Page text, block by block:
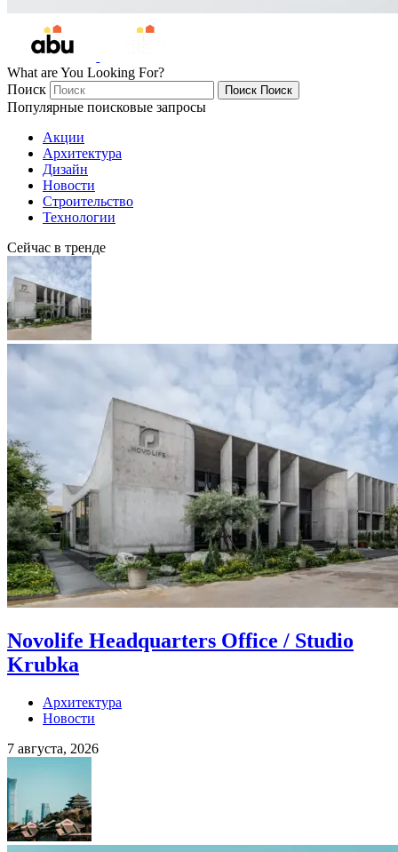
What are You Looking For?
Поиск
Поиск Поиск
Популярные поисковые запросы
Акции
Архитектура
Дизайн
Новости
Строительство
Технологии
Сейчас в тренде
Novolife Headquarters Office / Studio
Krubka
Архитектура
Новости
7 августа, 2026